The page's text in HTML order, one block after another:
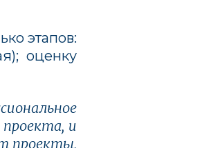
этапов:
оценку
и
проекты,